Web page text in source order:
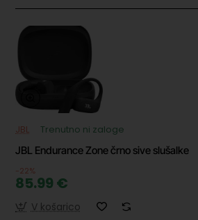
JBL
Trenutno ni zaloge
JBL Endurance Zone črno sive slušalke
-22%
85.99 €
V košarico